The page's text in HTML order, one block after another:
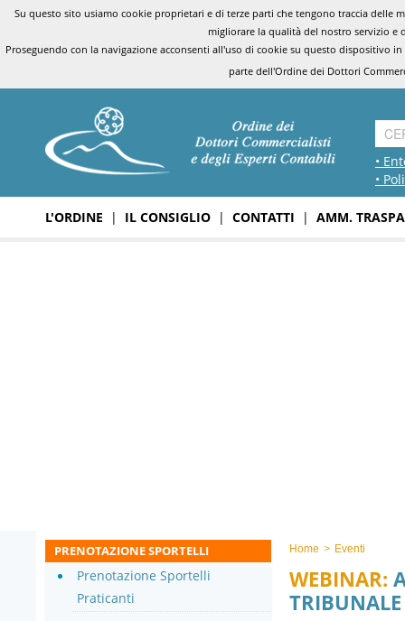
Su questo sito usiamo cookie proprietari e di terze parti che tengono traccia
migliorare la qualità del nostro servizio e
Proseguendo con la navigazione acconsenti all'uso di cookie su questo dispositivo
parte dell'Ordine dei Dottori
•
•
L'ORDINE | IL CONSIGLIO | CONTATTI | AMM.
Home > Eventi
WEBINAR:
PRENOTAZIONE SPORTELLI
Prenotazione Sportelli
Praticanti